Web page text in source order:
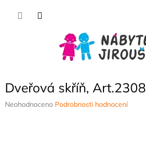
Dveřová skříň, Art.2308
Průměrné
Neohodnoceno Podrobnosti hodnocení